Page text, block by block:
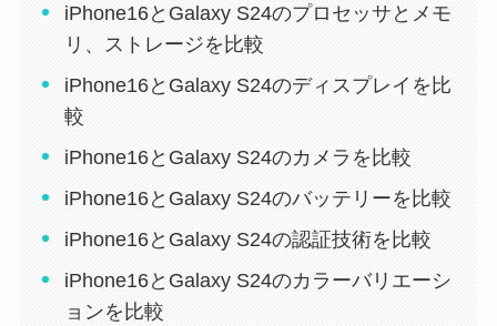
iPhone16とGalaxy S24のプロセッサとメモ
リ、ストレージを比較
iPhone16とGalaxy S24のディスプレイを比
較
iPhone16とGalaxy S24のカメラを比較
iPhone16とGalaxy S24のバッテリーを比較
iPhone16とGalaxy S24の認証技術を比較
iPhone16とGalaxy S24のカラーバリエーシ
ョンを比較